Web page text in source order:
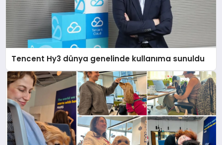
Tencent Hy3 dünya genelinde kullanıma sunuldu